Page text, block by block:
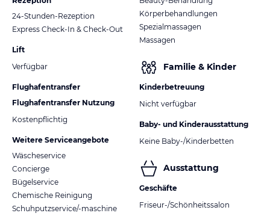
24-Stunden-Rezeption
Express Check-In & Check-Out
Lift
Verfügbar
Flughafentransfer
Flughafentransfer Nutzung
Kostenpflichtig
Weitere Serviceangebote
Wäscheservice
Concierge
Bügelservice
Chemische Reinigung
Schuhputzservice/-maschine
Körperbehandlungen
Spezialmassagen
Massagen
Familie & Kinder
Kinderbetreuung
Nicht verfügbar
Baby- und Kinderausstattung
Keine Baby-/Kinderbetten
Ausstattung
Geschäfte
Friseur-/Schönheitssalon